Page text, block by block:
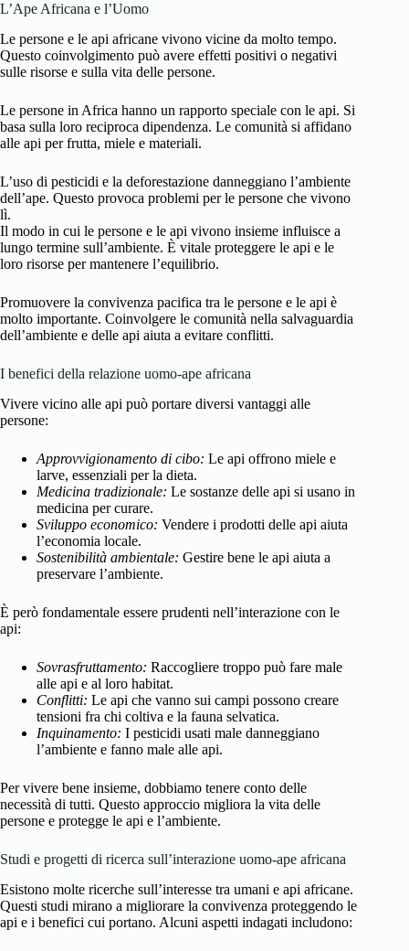
L’Ape Africana e l’Uomo
Le persone e le api africane vivono vicine da molto tempo.
Questo coinvolgimento può avere effetti positivi o negativi
sulle risorse e sulla vita delle persone.
Le persone in Africa hanno un rapporto speciale con le api. Si
basa sulla loro reciproca dipendenza. Le comunità si affidano
alle api per frutta, miele e materiali.
L’uso di pesticidi e la deforestazione danneggiano l’ambiente
dell’ape. Questo provoca problemi per le persone che vivono
lì.
Il modo in cui le persone e le api vivono insieme influisce a
lungo termine sull’ambiente. È vitale proteggere le api e le
loro risorse per mantenere l’equilibrio.
Promuovere la convivenza pacifica tra le persone e le api è
molto importante. Coinvolgere le comunità nella salvaguardia
dell’ambiente e delle api aiuta a evitare conflitti.
I benefici della relazione uomo-ape africana
Vivere vicino alle api può portare diversi vantaggi alle
persone:
Approvvigionamento di cibo: Le api offrono miele e
larve, essenziali per la dieta.
Medicina tradizionale: Le sostanze delle api si usano in
medicina per curare.
Sviluppo economico: Vendere i prodotti delle api aiuta
l’economia locale.
Sostenibilità ambientale: Gestire bene le api aiuta a
preservare l’ambiente.
È però fondamentale essere prudenti nell’interazione con le
api:
Sovrasfruttamento: Raccogliere troppo può fare male
alle api e al loro habitat.
Conflitti: Le api che vanno sui campi possono creare
tensioni fra chi coltiva e la fauna selvatica.
Inquinamento: I pesticidi usati male danneggiano
l’ambiente e fanno male alle api.
Per vivere bene insieme, dobbiamo tenere conto delle
necessità di tutti. Questo approccio migliora la vita delle
persone e protegge le api e l’ambiente.
Studi e progetti di ricerca sull’interazione uomo-ape africana
Esistono molte ricerche sull’interesse tra umani e api africane.
Questi studi mirano a migliorare la convivenza proteggendo le
api e i benefici cui portano. Alcuni aspetti indagati includono: